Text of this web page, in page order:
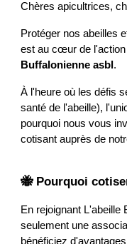
Chères apicultrices,
Protéger nos abeilles
est au cœur de l'action
Buffalonienne asbl .
À l'heure où les défis
santé de l'abeille),
pourquoi nous vous
cotisant auprès de
🐝 Pourquoi
En rejoignant L'abeille
seulement une
bénéficiez